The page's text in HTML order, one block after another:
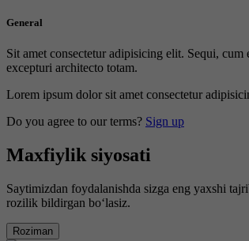
General
Sit amet consectetur adipisicing elit. Sequi,
excepturi architecto totam.
Lorem ipsum dolor sit amet consectetur
Do you agree to our terms? Sign up
Maxfiylik siyosati
Saytimizdan foydalanishda sizga eng yaxshi
rozilik bildirgan bo‘lasiz.
Roziman